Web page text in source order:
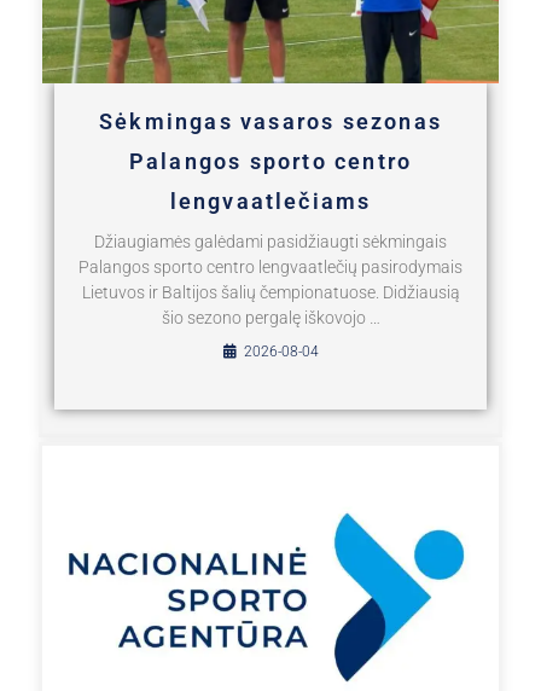
Sėkmingas vasaros sezonas
Palangos sporto centro
lengvaatlečiams
Džiaugiamės galėdami pasidžiaugti sėkmingais
Palangos sporto centro lengvaatlečių pasirodymais
Lietuvos ir Baltijos šalių čempionatuose. Didžiausią
šio sezono pergalę iškovojo …
2026-08-04